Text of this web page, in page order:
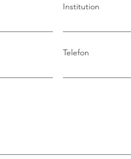
Stollberg
Institution
Telefon